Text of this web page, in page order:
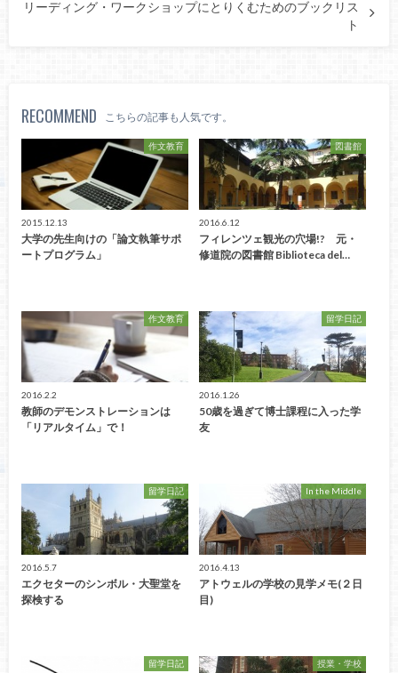
リーディング・ワークショップにとりくむためのブックリス
ト
RECOMMEND こちらの記事も人気です。
作文教育
2015.12.13
大学の先生向けの「論文執筆サポ
ートプログラム」
図書館
2016.6.12
フィレンツェ観光の穴場!? 元・
修道院の図書館 Biblioteca del…
作文教育
2016.2.2
教師のデモンストレーションは
「リアルタイム」で！
留学日記
2016.1.26
50歳を過ぎて博士課程に入った学
友
留学日記
2016.5.7
エクセターのシンボル・大聖堂を
探検する
In the Middle
2016.4.13
アトウェルの学校の見学メモ(２日
目)
留学日記 授業・学校